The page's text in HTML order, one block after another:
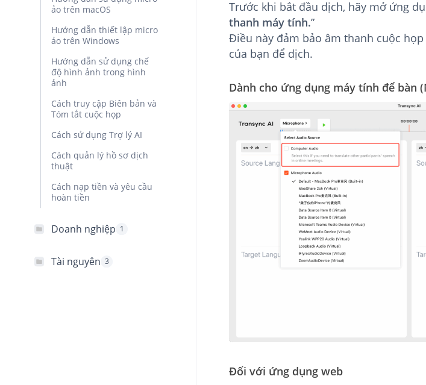
ảo trên macOS
Hướng dẫn thiết lập micro
ảo trên Windows
Hướng dẫn sử dụng chế
độ hình ảnh trong hình
ảnh
Cách truy cập Biên bản và
Tóm tắt cuộc họp
Cách sử dụng Trợ lý AI
Cách quản lý hồ sơ dịch
thuật
Cách nạp tiền và yêu cầu
hoàn tiền
Doanh nghiệp 1
Tài nguyên 3
Trước khi bắt đầu dịch, hãy mở ứng
thanh máy tính.”
Điều này đảm bảo âm thanh cuộc
của bạn để dịch.
Dành cho ứng dụng máy tính để bàn
Đối với ứng dụng web